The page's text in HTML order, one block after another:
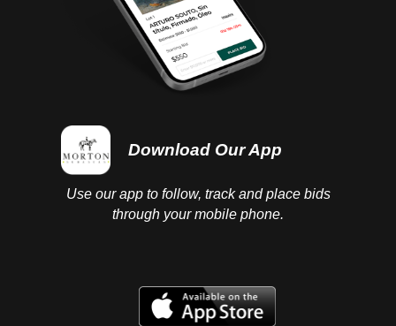
Download Our App
Use our app to follow, track and place bids
through your mobile phone.